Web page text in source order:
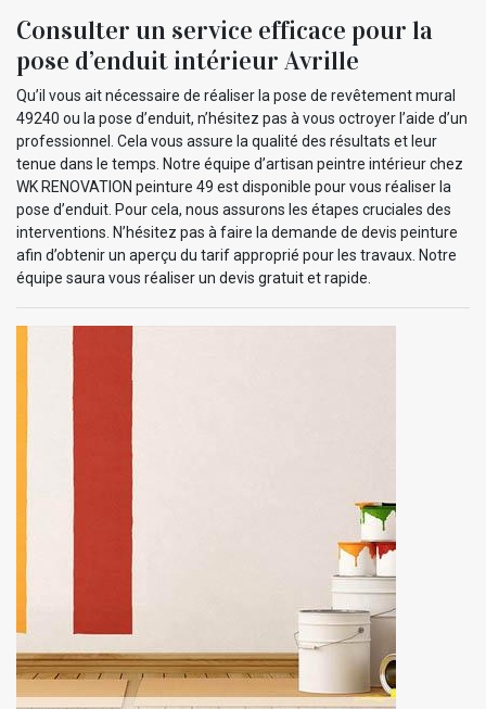
Consulter un service efficace pour la
pose d’enduit intérieur Avrille
Qu’il vous ait nécessaire de réaliser la pose de revêtement mural
49240 ou la pose d’enduit, n’hésitez pas à vous octroyer l’aide d’un
professionnel. Cela vous assure la qualité des résultats et leur
tenue dans le temps. Notre équipe d’artisan peintre intérieur chez
WK RENOVATION peinture 49 est disponible pour vous réaliser la
pose d’enduit. Pour cela, nous assurons les étapes cruciales des
interventions. N’hésitez pas à faire la demande de devis peinture
afin d’obtenir un aperçu du tarif approprié pour les travaux. Notre
équipe saura vous réaliser un devis gratuit et rapide.